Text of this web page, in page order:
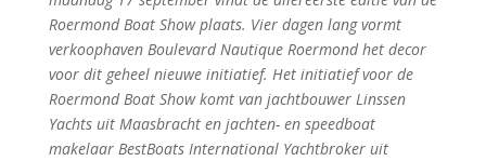
Roermond Boat Show plaats. Vier dagen lang vormt
verkoophaven Boulevard Nautique Roermond het decor
voor dit geheel nieuwe initiatief. Het initiatief voor de
Roermond Boat Show komt van jachtbouwer Linssen
Yachts uit Maasbracht en jachten- en speedboat
makelaar BestBoats International Yachtbroker uit